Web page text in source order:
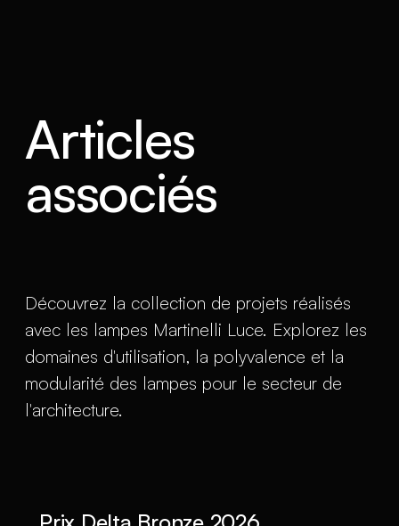
Articles
associés
Découvrez la collection de projets réalisés
avec les lampes Martinelli Luce. Explorez les
domaines d'utilisation, la polyvalence et la
modularité des lampes pour le secteur de
l'architecture.